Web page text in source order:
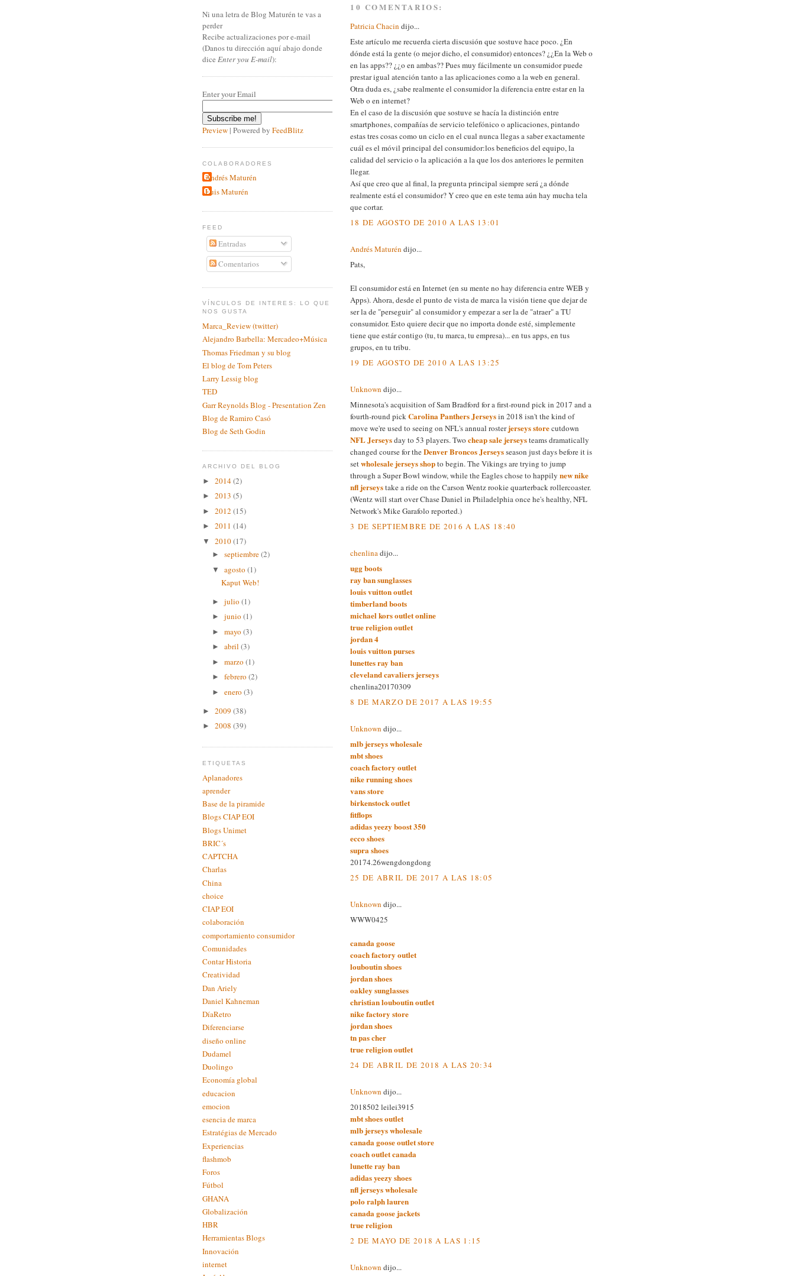
10 COMENTARIOS:
Patricia Chacin dijo...
Este artículo me recuerda cierta discusión que sostuve hace poco. ¿En
dónde está la gente (o mejor dicho, el consumidor) entonces? ¿¿En la Web o
en las apps?? ¿¿o en ambas?? Pues muy fácilmente un consumidor puede
prestar igual atención tanto a las aplicaciones como a la web en general.
Otra duda es, ¿sabe realmente el consumidor la diferencia entre estar en la
Web o en internet?
En el caso de la discusión que sostuve se hacía la distinción entre
smartphones, compañías de servicio telefónico o aplicaciones, pintando
estas tres cosas como un ciclo en el cual nunca llegas a saber exactamente
cuál es el móvil principal del consumidor:los beneficios del equipo, la
calidad del servicio o la aplicación a la que los dos anteriores le permiten
llegar.
Así que creo que al final, la pregunta principal siempre será ¿a dónde
realmente está el consumidor? Y creo que en este tema aún hay mucha tela
que cortar.
18 DE AGOSTO DE 2010 A LAS 13:01
Andrés Maturén dijo...
Pats,
El consumidor está en Internet (en su mente no hay diferencia entre WEB y
Apps). Ahora, desde el punto de vista de marca la visión tiene que dejar de
ser la de "perseguir" al consumidor y empezar a ser la de "atraer" a TU
consumidor. Esto quiere decir que no importa donde esté, simplemente
tiene que estár contigo (tu, tu marca, tu empresa)... en tus apps, en tus
grupos, en tu tribu.
19 DE AGOSTO DE 2010 A LAS 13:25
Unknown dijo...
Minnesota's acquisition of Sam Bradford for a first-round pick in 2017 and a
fourth-round pickCarolina Panthers Jerseysin 2018 isn't the kind of
move we're used to seeing on NFL's annual rosterjerseys storecutdown
NFL Jerseysday to 53 players. Two cheap sale jerseysteams dramatically
changed course for theDenver Broncos Jerseysseason just days before it is
setwholesale jerseys shopto begin. The Vikings are trying to jump
through a Super Bowl window, while the Eagles chose to happily new nike
nfl jerseystake a ride on the Carson Wentz rookie quarterback rollercoaster.
(Wentz will start over Chase Daniel in Philadelphia once he's healthy, NFL
Network's Mike Garafolo reported.)
3 DE SEPTIEMBRE DE 2016 A LAS 18:40
chenlinadijo...
ugg boots
ray ban sunglasses
louis vuitton outlet
timberland boots
michael kors outlet online
true religion outlet
jordan 4
louis vuitton purses
lunettes ray ban
cleveland cavaliers jerseys
chenlina20170309
8 DE MARZO DE 2017 A LAS 19:55
Unknown dijo...
mlb jerseys wholesale
mbt shoes
coach factory outlet
nike running shoes
vans store
birkenstock outlet
fitflops
adidas yeezy boost 350
ecco shoes
supra shoes
20174.26wengdongdong
25 DE ABRIL DE 2017 A LAS 18:05
Unknown dijo...
WWW0425
canada goose
coach factory outlet
louboutin shoes
jordan shoes
oakley sunglasses
christian louboutin outlet
nike factory store
jordan shoes
tn pas cher
true religion outlet
24 DE ABRIL DE 2018 A LAS 20:34
Unknown dijo...
2018502 leilei3915
mbt shoes outlet
mlb jerseys wholesale
canada goose outlet store
coach outlet canada
lunette ray ban
adidas yeezy shoes
nfl jerseys wholesale
polo ralph lauren
canada goose jackets
true religion
2 DE MAYO DE 2018 A LAS 1:15
Unknown dijo...
Ni una letra de Blog Maturén te vas a
perder
Recibe actualizaciones por e-mail
(Danos tu dirección aquí abajo donde
dice Enter you E-mail):
Enter your Email
Preview | Powered by FeedBlitz
COLABORADORES
Andrés Maturén
Luis Maturén
FEED
Entradas
Comentarios
VÍNCULOS DE INTERES: LO QUE
NOS GUSTA
Marca_Review (twitter)
Alejandro Barbella: Mercadeo+Música
Thomas Friedman y su blog
El blog de Tom Peters
Larry Lessig blog
TED
Garr Reynolds Blog - Presentation Zen
Blog de Ramiro Casó
Blog de Seth Godin
ARCHIVO DEL BLOG
► 2014(2)
► 2013 (5)
► 2012 (15)
► 2011 (14)
▼ 2010(17)
► septiembre(2)
▼ agosto (1)
Kaput Web!
► julio (1)
► junio (1)
► mayo (3)
► abril (3)
► marzo (1)
► febrero (2)
► enero (3)
► 2009 (38)
► 2008 (39)
ETIQUETAS
Aplanadores
aprender
Base de la piramide
Blogs CIAP EOI
Blogs Unimet
BRIC´s
CAPTCHA
Charlas
China
choice
CIAP EOI
colaboración
comportamiento consumidor
Comunidades
Contar Historia
Creatividad
Dan Ariely
Daniel Kahneman
DíaRetro
Diferenciarse
diseño online
Dudamel
Duolingo
Economía global
educacion
emocion
esencia de marca
Estratégias de Mercado
Experiencias
flashmob
Foros
Fútbol
GHANA
Globalización
HBR
Herramientas Blogs
Innovación
internet